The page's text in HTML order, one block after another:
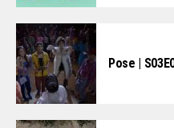
Pose |